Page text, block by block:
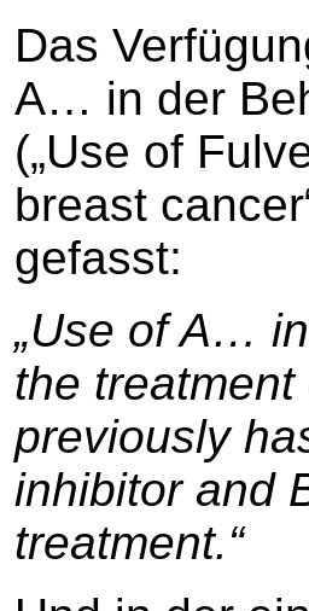
Das
A… in der
(„Use of
breast
gefasst:
„Use of A…
the
previously
inhibitor and
treatment.“